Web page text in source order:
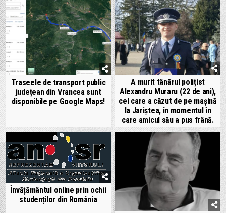
Traseele de transport public
județean din Vrancea sunt
disponibile pe Google Maps!
A murit tânărul polițist
Alexandru Muraru (22 de ani),
cel care a căzut de pe mașină
la Jariștea, în momentul în
care amicul său a pus frână.
Învățământul online prin ochii
studenților din România